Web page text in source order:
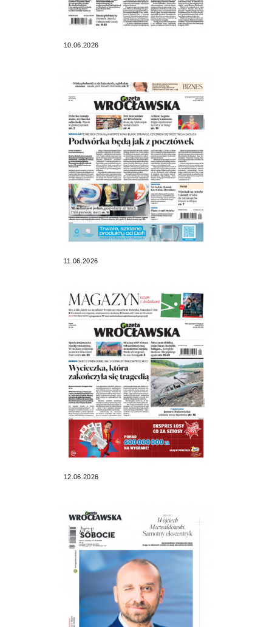
10.06.2026
11.06.2026
12.06.2026